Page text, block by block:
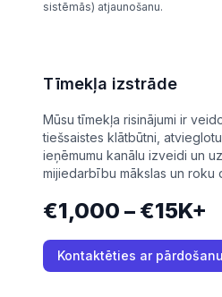
sistēmās) atjaunošanu.
Tīmekļa izstrāde
Mūsu tīmekļa risinājumi ir
tiešsaistes klātbūtni,
ieņēmumu kanālu izveidi un
mijiedarbību mākslas un roku
€1,000 – €15K+
Kontaktēties ar pārdošanu